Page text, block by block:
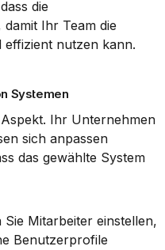
die
Ihr Team die
nutzen kann.
Systemen
Ihr Unternehmen
sich anpassen
das gewählte System
Sie Mitarbeiter einstellen,
Benutzerprofile